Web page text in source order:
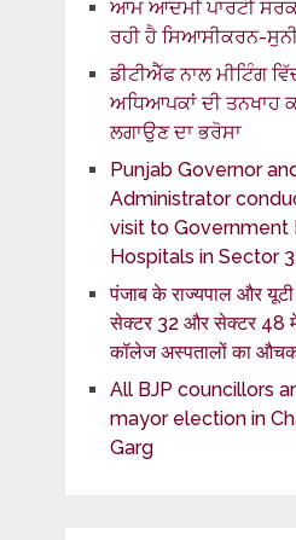
ਆਮ ਆਦਮੀ ਪਾਰਟੀ
ਰਹੀ ਹੈ ਸਿਆਸੀਕਰਨ-
ਡੀਟੀਐੱਫ ਨਾਲ ਮੀਟਿੰਗ
ਅਧਿਆਪਕਾਂ ਦੀ ਤਨਖਾਹ
ਲਗਾਉਣ ਦਾ ਭਰੋਸਾ
Punjab Governor
Administrator
visit to Government
Hospitals in Sector
पंजाब के राज्यपाल और
सेक्टर 32 और सेक्टर 48
कॉलेज अस्पतालों का औचक
All BJP councillors
mayor election in
Garg